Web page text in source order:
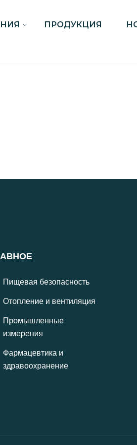
ПРОДУКЦИЯ
Пищевая безопасность
Отопление и вентиляция
Промышленные
измерения
Фармацевтика и
здравоохранение